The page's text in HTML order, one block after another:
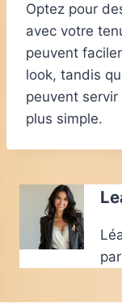
Optez pour
avec votre
peuvent
look, tandis
peuvent
plus simple.